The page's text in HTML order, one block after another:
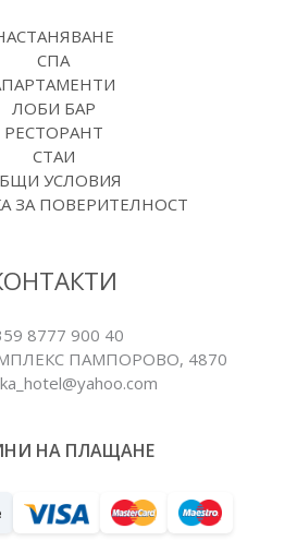
СПА
ЛОБИ БАР
РЕСТОРАНТ
СТАИ
УСЛОВИЯ
ЗА ПОВЕРИТЕЛНОСТ
8777 900 40
ПАМПОРОВO, 4870
НА ПЛАЩАНЕ